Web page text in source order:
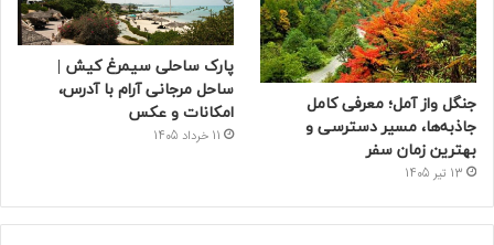
جنگل واز آمل؛ معرفی کامل
جاذبه‌ها، مسیر دسترسی و
بهترین زمان سفر
13 تیر 1405
پارک ساحلی سیمرغ کیش |
ساحل مرجانی آرام با آدرس،
امکانات و عکس
11 خرداد 1405